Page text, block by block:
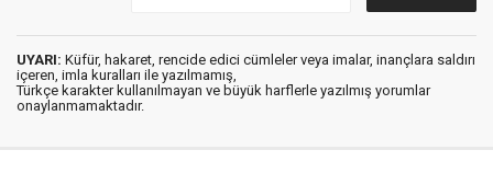
UYARI: Küfür, hakaret, rencide edici cümleler veya imalar, inançlara saldırı
içeren, imla kuralları ile yazılmamış,
Türkçe karakter kullanılmayan ve büyük harflerle yazılmış yorumlar
onaylanmamaktadır.